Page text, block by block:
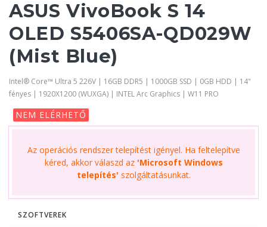
ASUS VivoBook S 14
OLED S5406SA-QD029W
(Mist Blue)
Intel® Core™ Ultra 5 226V | 16GB DDR5 | 1000GB SSD | 0GB HDD | 14"
fényes | 1920X1200 (WUXGA) | INTEL Arc Graphics | W11 PRO
NEM ELÉRHETŐ
Az operációs rendszer telepítést igényel. Ha feltelepítve
kéred, akkor válaszd az 'Microsoft Windows
telepítés' szolgáltatásunkat.
SZOFTVEREK